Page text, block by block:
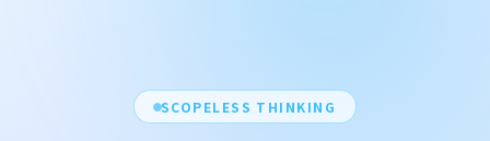
SCOPELESS THINKING